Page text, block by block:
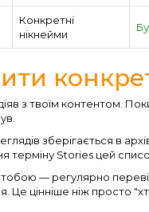
Конкретні
нікнейми
з твоїм контентом.
зберігається в
терміну Stories цей
тобою — регулярно
Це цінніше ніж просто